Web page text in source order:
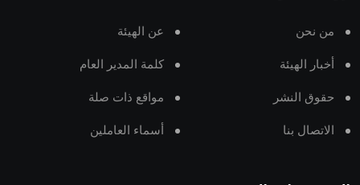
من نحن عن الهيئة
أخبار الهيئة كلمة المدير العام
حقوق النشر مواقع ذات صلة
الاتصال بنا أسماء العاملين